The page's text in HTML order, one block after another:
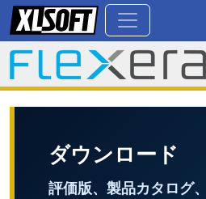
ダウンロード
評価版、製品カタログ